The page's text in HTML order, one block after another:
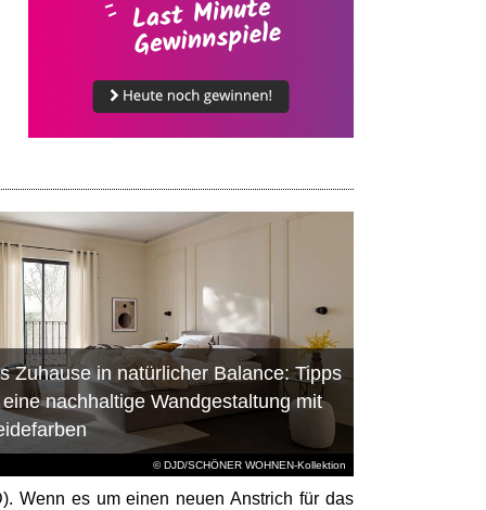
© DJD/SCHÖNER WOHNEN-Kollektion
Zuhause in natürlicher Balance: Tipps
nachhaltige Wandgestaltung mit
Wenn es um einen neuen Anstrich für das